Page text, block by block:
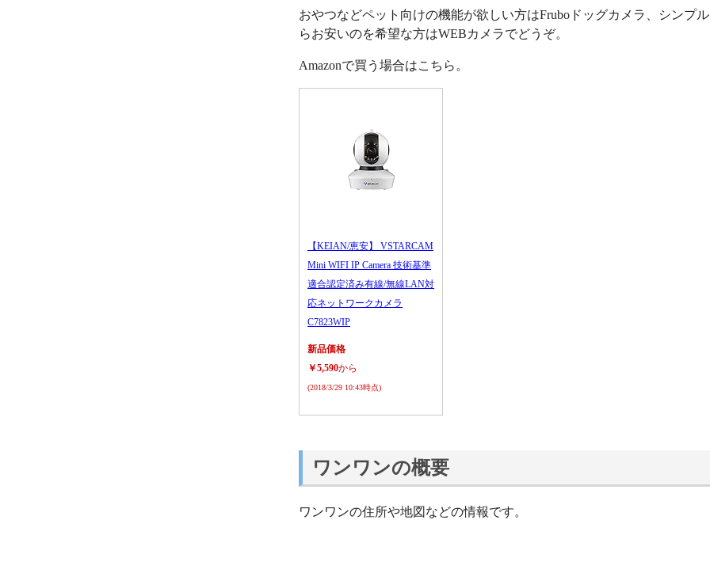
おやつなどペット向けの機能が欲しい方はFruboドッグカメラ、シンプ
らお安いのを希望な方はWEBカメラでどうぞ。
Amazonで買う場合はこちら。
【KEIAN/恵安】 VSTARCAM
Mini WIFI IP Camera 技術基準
適合認定済み有線/無線LAN対
応ネットワークカメラ
C7823WIP
新品価格
￥5,590から
(2018/3/29 10:43時点)
ワンワンの概要
ワンワンの住所や地図などの情報です。